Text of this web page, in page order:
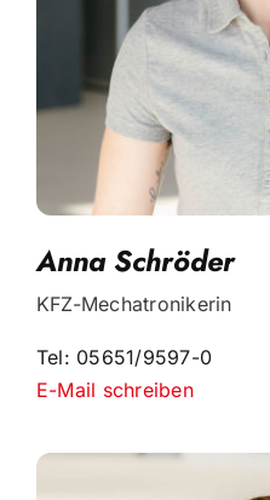
Anna Schröder
KFZ-Mechatronikerin
Tel: 05651/9597-0
E-Mail schreiben